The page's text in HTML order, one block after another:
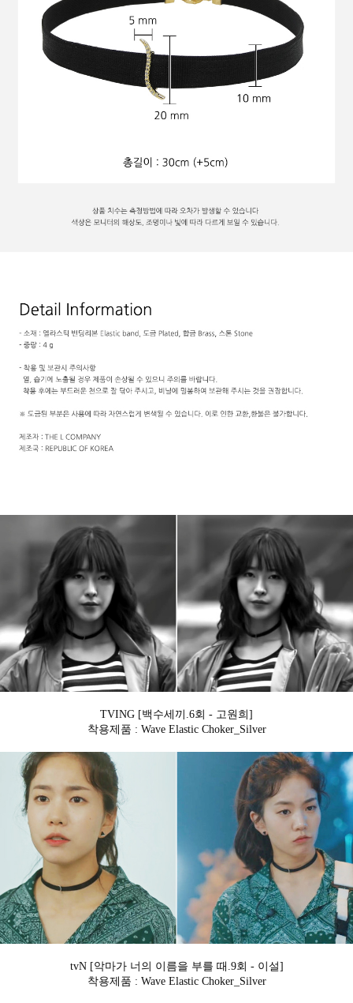
TVING [백수세끼.6회 - 고원희]
착용제품 : Wave Elastic Choker_Silver
tvN [악마가 너의 이름을 부를 때.9회 - 이설]
착용제품 : Wave Elastic Choker_Silver